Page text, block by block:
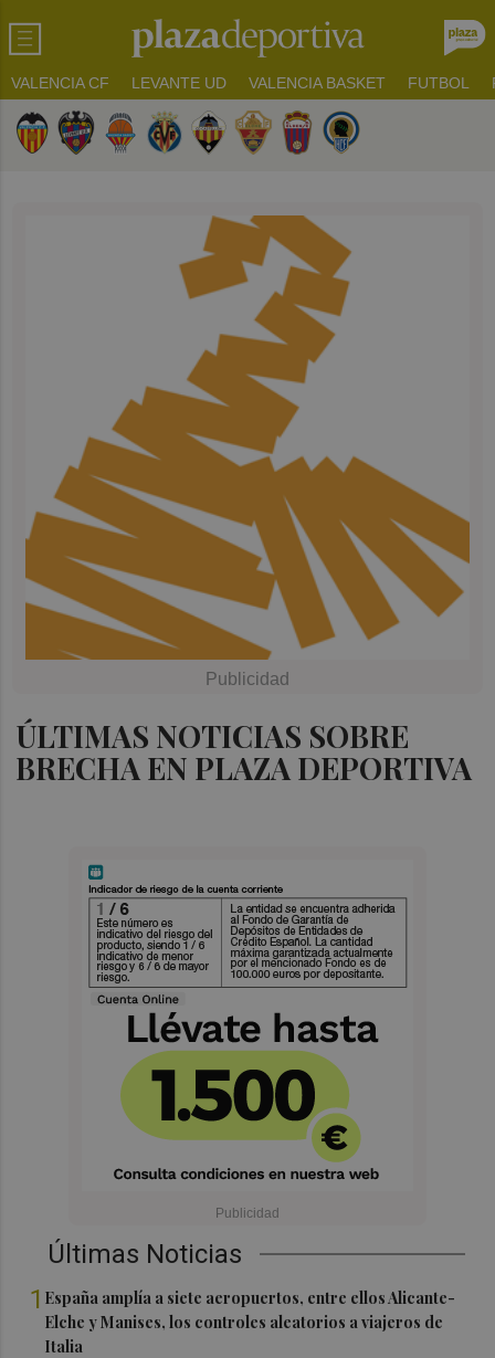
VALENCIA CF LEVANTE UD VALENCIA BASKET FUTBOL
ÚLTIMAS NOTICIAS SOBRE
BRECHA EN PLAZA DEPORTIVA
Últimas Noticias
1 España amplía a siete aeropuertos, entre ellos Alicante-
Elche y Manises, los controles aleatorios a viajeros de
Italia